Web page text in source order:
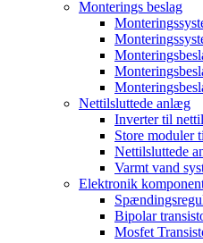
Monterings beslag
Nettilsluttede anlæg
Inverter til
Store moduler
Nettilsluttede
Varmt vand
Elektronik
Bipolar
Mosfet